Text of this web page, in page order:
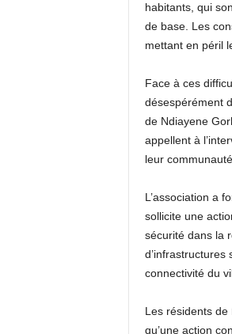
habitants, qui
de base. Les
mettant en péril
Face à ces
désespérément
de Ndiayene
appellent à
leur communauté.
L’association a
sollicite une
sécurité dans la
d’infrastructures
connectivité du
Les résidents de
qu’une action